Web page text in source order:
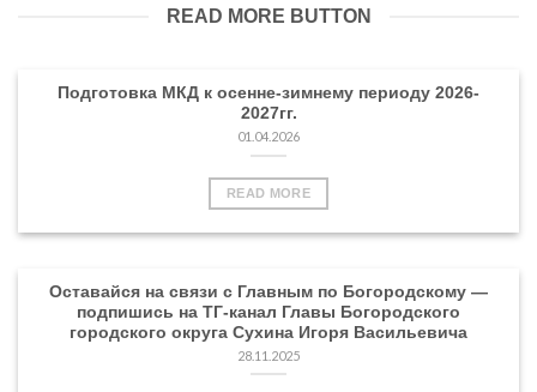
READ MORE BUTTON
Подготовка МКД к осенне-зимнему периоду 2026-
2027гг.
01.04.2026
READ MORE
Оставайся на связи с Главным по Богородскому —
подпишись на ТГ-канал Главы Богородского
городского округа Сухина Игоря Васильевича
28.11.2025